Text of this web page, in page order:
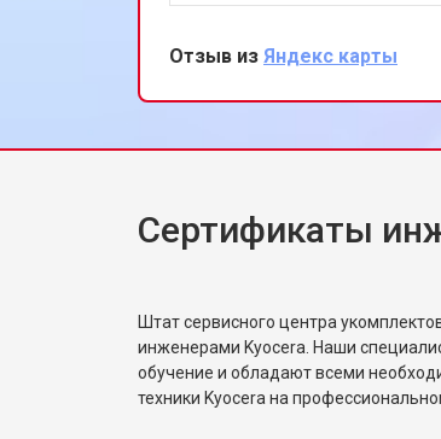
связанную с блоком
был выполнен в течение
устройство снова работает
безупречно, очень доволен
обслуживания.
Отзыв из Яндекс карты
Сертификаты
Штат сервисного центра
инженерами Kyocera. Наши
обучение и обладают всеми
техники Kyocera на